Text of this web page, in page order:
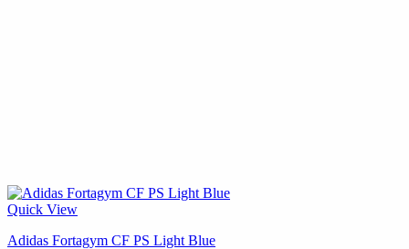
Quick View
Adidas Fortagym CF PS Light Blue